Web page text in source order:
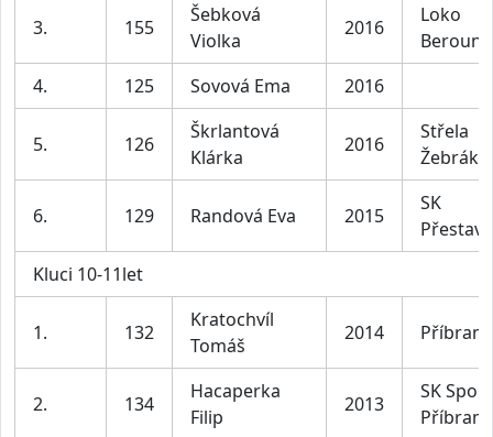
3. 155
Šebková
Violka
2016
Loko
Beroun
4.
125 Sovová Ema 2016
5. 126
Škrlantová
Klárka
2016
Střela
Žebrák
6. 129 Randová Eva 2015
SK
Kluci 10-11let
1. 132
Kratochvíl
Tomáš
2014 Příbram
2. 134
Hacaperka
Filip
2013
SK
Příbram